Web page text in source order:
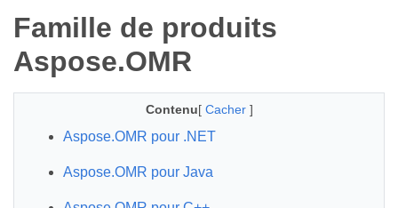
Famille de produits
Aspose.OMR
Contenu[ Cacher ]
Aspose.OMR pour .NET
Aspose.OMR pour Java